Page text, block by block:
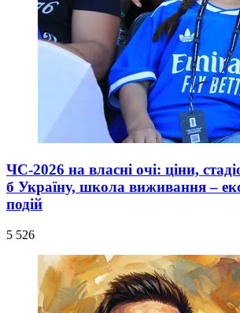
ЧС-2026 на власні очі: ціни,
б Україну, школа виживання –
подій
5 526